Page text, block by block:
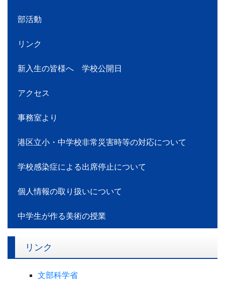
部活動
リンク
新入生の皆様へ 学校公開日
アクセス
事務室より
港区立小・中学校非常災害時等の対応について
学校感染症による出席停止について
個人情報の取り扱いについて
中学生が作る美術の授業
リンク
文部科学省